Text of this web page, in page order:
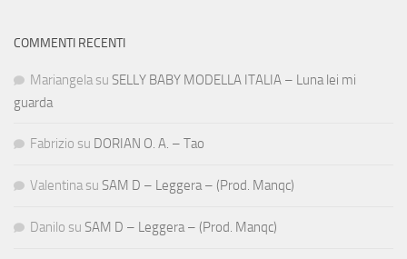
COMMENTI RECENTI
Mariangela su SELLY BABY MODELLA ITALIA – Luna lei mi
guarda
Fabrizio su DORIAN O. A. – Tao
Valentina su SAM D – Leggera – (Prod. Manqc)
Danilo su SAM D – Leggera – (Prod. Manqc)